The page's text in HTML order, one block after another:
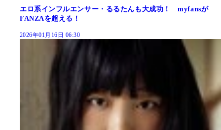
エロ系インフルエンサー・るるたんも大成功！ myfansが
FANZAを超える！
2026年01月16日 06:30